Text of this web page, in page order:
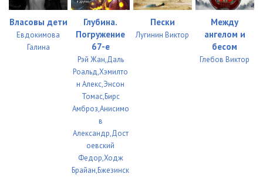
Власовы дети
Евдокимова
Галина
Глубина.
Погружение
67-е
Рэй Жан,Даль
Роальд,Хэмилто
н Алекс,Энсон
Томас,Бирс
Амброз,Анисимо
в
Александр,Дост
оевский
Федор,Ходж
Брайан,Бжезинск
Пески
Лугинин Виктор
Между
ангелом и
бесом
Глебов Виктор